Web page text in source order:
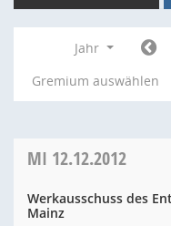
Jahr
Gremium auswählen
MI 12.12.2012
Werkausschuss des
Mainz